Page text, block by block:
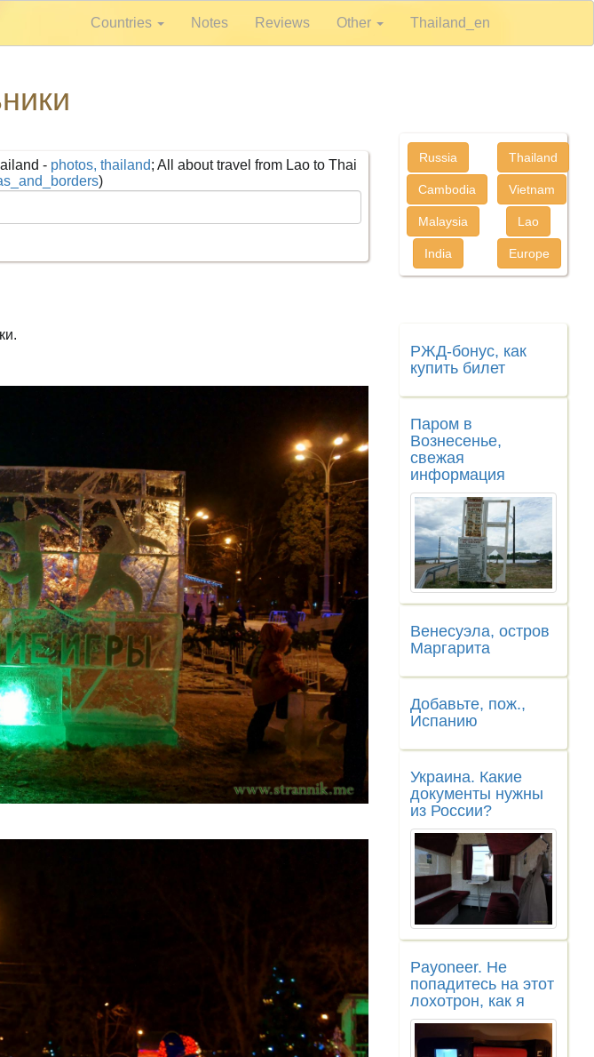
Countries Notes Reviews Other Thailand_en
- photos, thailand; All about travel from Lao to Thai
)
Russia Thailand
Cambodia Vietnam
Malaysia Lao
India Europe
РЖД-бонус, как
купить билет
Паром в
Вознесенье,
свежая
информация
Венесуэла, остров
Маргарита
Добавьте, пож.,
Испанию
Украина. Какие
документы нужны
из России?
Payoneer. Не
попадитесь на этот
лохотрон, как я